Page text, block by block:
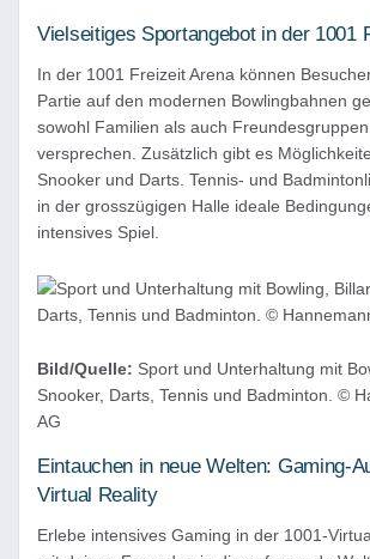
Vielseitiges Sportangebot in der 1001
In der 1001 Freizeit Arena können
Partie auf den modernen Bowlingbahnen
sowohl Familien als auch
versprechen. Zusätzlich gibt es
Snooker und Darts. Tennis- und
in der grosszügigen Halle ideale
intensives Spiel.
Bild/Quelle: Sport und Unterhaltung mit
Snooker, Darts, Tennis und Badminton. ©
AG
Eintauchen in neue Welten: Gaming-
Virtual Reality
Erlebe intensives Gaming in der 1001-